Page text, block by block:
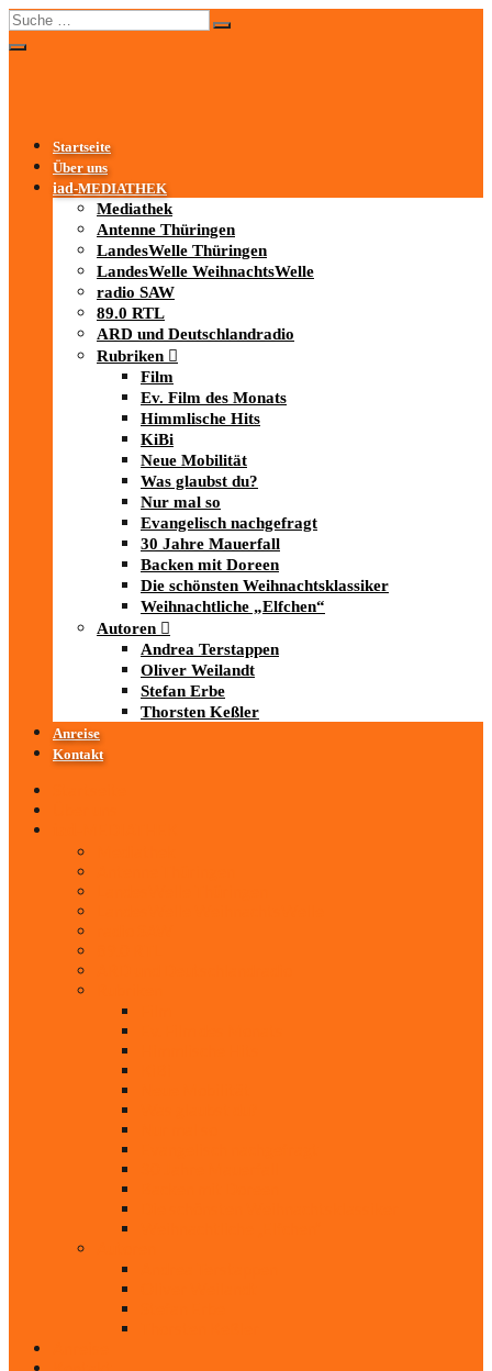
Startseite
Über uns
iad-MEDIATHEK
Mediathek
Antenne Thüringen
LandesWelle Thüringen
LandesWelle WeihnachtsWelle
radio SAW
89.0 RTL
ARD und Deutschlandradio
Rubriken
Film
Ev. Film des Monats
Himmlische Hits
KiBi
Neue Mobilität
Was glaubst du?
Nur mal so
Evangelisch nachgefragt
30 Jahre Mauerfall
Backen mit Doreen
Die schönsten Weihnachtsklassiker
Weihnachtliche „Elfchen“
Autoren
Andrea Terstappen
Oliver Weilandt
Stefan Erbe
Thorsten Keßler
Anreise
Kontakt